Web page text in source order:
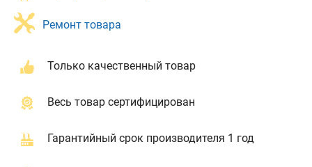
Ремонт товара
Только качественный товар
Весь товар сертифицирован
Гарантийный срок производителя 1 год